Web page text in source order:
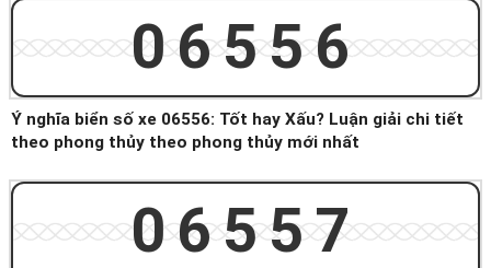
06556
Ý nghĩa biển số xe 06556: Tốt hay Xấu? Luận giải chi tiết
theo phong thủy theo phong thủy mới nhất
06557